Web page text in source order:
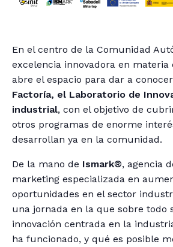
En el centro de la Comunidad
excelencia innovadora en materia
abre el espacio para dar a conocer
Factoría, el Laboratorio de
industrial, con el objetivo de
otros programas de enorme
desarrollan ya en la comunidad.
De la mano de Ismark®, agencia
marketing especializada en
oportunidades en el sector
una jornada en la que sobre todo
innovación centrada en la
ha funcionado, y qué es posible